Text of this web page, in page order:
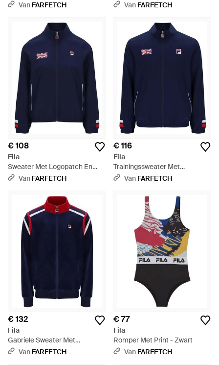
Racerback - Wit
Van FARFETCH Contrasterend Vlak - Bruin
Van FARFETCH
€ 108
Fila
Sweater Met Logopatch En
Rits - Blauw
Van FARFETCH
€ 116
Fila
Trainingssweater Met
Logopatch En Rits - Blauw
Van FARFETCH
€ 132
Fila
Gabriele Sweater Met
Contrasterend Vlak - Blauw
Van FARFETCH
€ 77
Fila
Romper Met Print - Zwart
Van FARFETCH